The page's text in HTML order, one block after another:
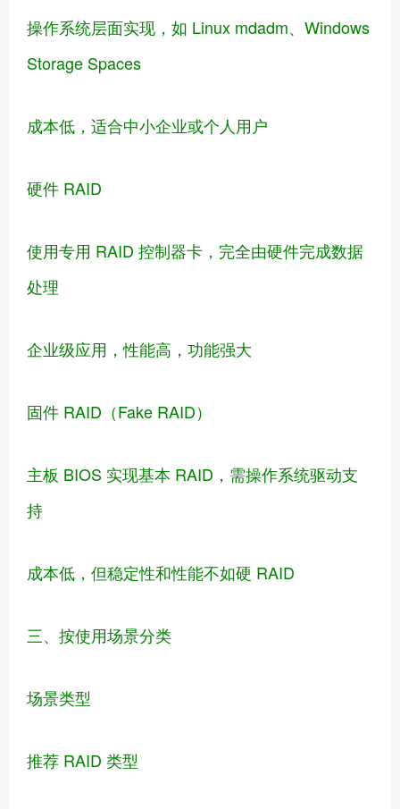
操作系统层面实现，如 Linux mdadm、Windows
Storage Spaces
成本低，适合中小企业或个人用户
硬件 RAID
使用专用 RAID 控制器卡，完全由硬件完成数据
处理
企业级应用，性能高，功能强大
固件 RAID（Fake RAID）
主板 BIOS 实现基本 RAID，需操作系统驱动支
持
成本低，但稳定性和性能不如硬 RAID
三、按使用场景分类
场景类型
推荐 RAID 类型